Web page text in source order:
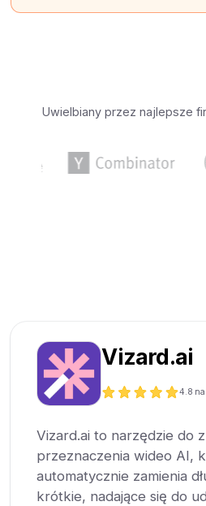
Uwielbiany przez najlepsze
Vizard.ai
4.8
Vizard.ai to narzędzie do
przeznaczenia wideo AI,
automatycznie zamienia
krótkie, nadające się do